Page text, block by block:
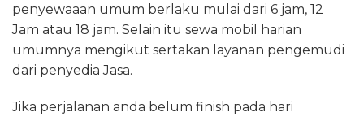
penyewaaan umum berlaku mulai dari 6 jam, 12
Jam atau 18 jam. Selain itu sewa mobil harian
umumnya mengikut sertakan layanan pengemudi
dari penyedia Jasa.
Jika perjalanan anda belum finish pada hari